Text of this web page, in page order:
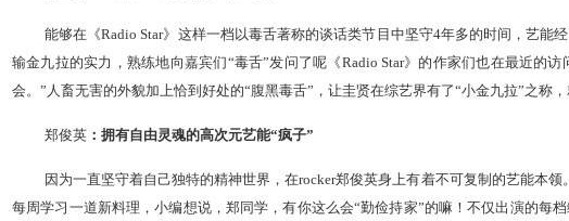
能够在《Radio Star》这样一档以毒舌著称的谈话类节目中坚守4年多的时间，艺
输金九拉的实力，熟练地向嘉宾们“毒舌”发问了呢《Radio Star》的作家们也在最近的
会。”人畜无害的外貌加上恰到好处的“腹黑毒舌”，让圭贤在综艺界有了“小金九拉”之称
郑俊英 ：拥有自由灵魂的高次元艺能“疯子”
因为一直坚守着自己独特的精神世界，在rocker郑俊英身上有着不可复制的艺能本
每周学习一道新料理，小编想说，郑同学，有你这么会“勤俭持家”的嘛！不仅出演的每